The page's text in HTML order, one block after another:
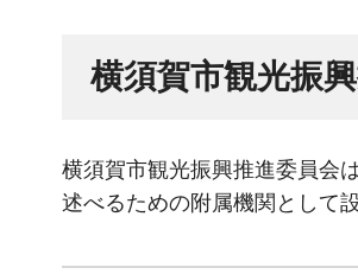
横須賀市観光振
横須賀市観光振興推進委員会
述べるための附属機関として